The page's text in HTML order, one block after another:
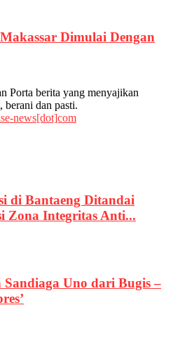
Dimulai Dengan
Porta berita yang menyajikan
berani dan pasti.
news[dot]com
di Bantaeng Ditandai
Zona Integritas Anti...
Uno dari Bugis –